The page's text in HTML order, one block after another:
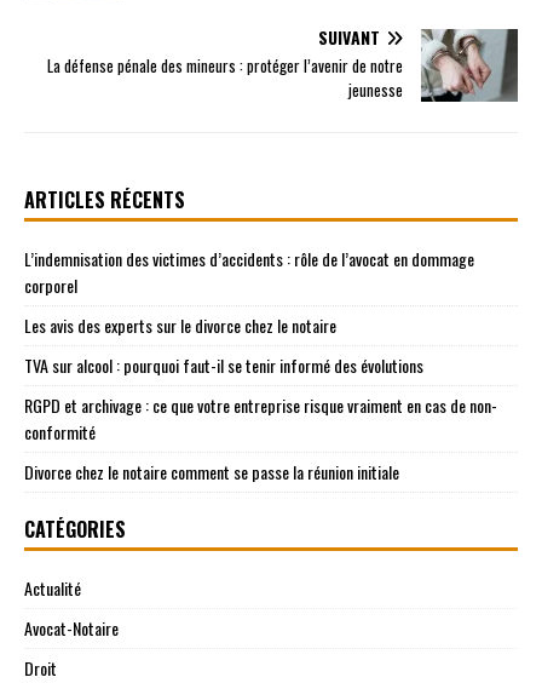
SUIVANT
La défense pénale des mineurs : protéger l’avenir de notre
jeunesse
ARTICLES RÉCENTS
L’indemnisation des victimes d’accidents : rôle de l’avocat en dommage
corporel
Les avis des experts sur le divorce chez le notaire
TVA sur alcool : pourquoi faut-il se tenir informé des évolutions
RGPD et archivage : ce que votre entreprise risque vraiment en cas de non-
conformité
Divorce chez le notaire comment se passe la réunion initiale
CATÉGORIES
Actualité
Avocat-Notaire
Droit